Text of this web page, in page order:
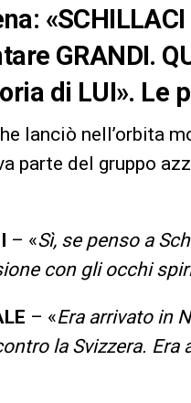
GRANDI.
di LUI». Le
lanciò nell’orbita
parte del gruppo
– «Sì, se penso a
con gli occhi
– «Era arrivato in
la Svizzera.